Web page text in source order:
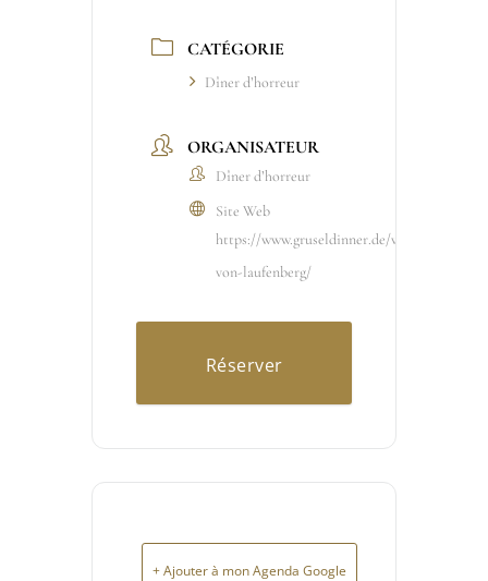
CATÉGORIE
Dîner d’horreur
ORGANISATEUR
Dîner d’horreur
Site Web
https://www.gruseldinner.de/
von-laufenberg/
Réserver
+ Ajouter à mon Agenda Google